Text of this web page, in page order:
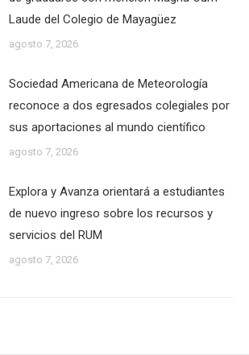
Laude del Colegio de Mayagüez
agosto 7, 2026
Sociedad Americana de Meteorología
reconoce a dos egresados colegiales por
sus aportaciones al mundo científico
agosto 7, 2026
Explora y Avanza orientará a estudiantes
de nuevo ingreso sobre los recursos y
servicios del RUM
agosto 7, 2026